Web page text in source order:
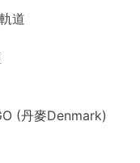
道
(丹麥Denmark)